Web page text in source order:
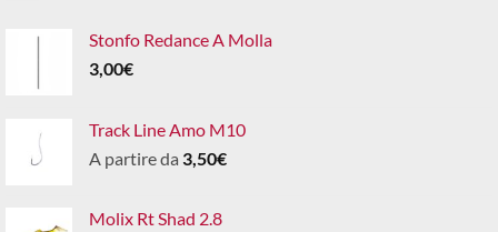
Stonfo Redance A Molla
3,00€
Track Line Amo M10
A partire da 3,50€
Molix Rt Shad 2.8